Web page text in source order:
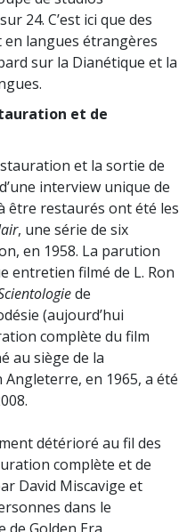
24. C’est ici que des
langues étrangères
sur la Dianétique et la
et de
et la sortie de
interview unique de
être restaurés ont été les
, une série de six
en 1958. La parution
entretien filmé de L. Ron
de
(aujourd’hui
complète du film
au siège de la
Angleterre, en 1965, a été
détérioré au fil des
complète et de
David Miscavige et
dans le
Golden Era